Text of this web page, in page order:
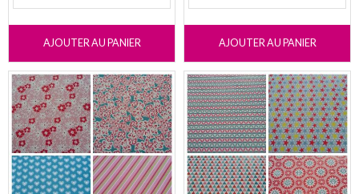
AJOUTER AU PANIER AJOUTER AU PANIER